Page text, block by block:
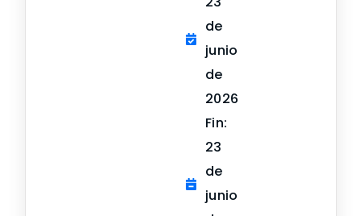
de
junio
de
2026
Fin:
23
de
junio